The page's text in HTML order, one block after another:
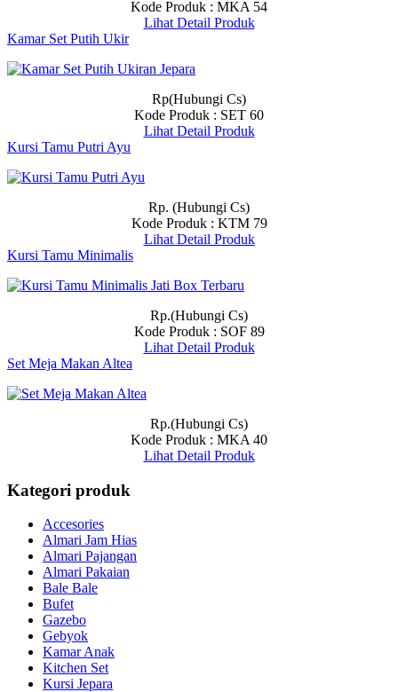
Kode Produk : MKA 54
Lihat Detail Produk
Kamar Set Putih Ukir
Rp(Hubungi Cs)
Kode Produk : SET 60
Lihat Detail Produk
Kursi Tamu Putri Ayu
Rp. (Hubungi Cs)
Kode Produk : KTM 79
Lihat Detail Produk
Kursi Tamu Minimalis
Rp.(Hubungi Cs)
Kode Produk : SOF 89
Lihat Detail Produk
Set Meja Makan Altea
Rp.(Hubungi Cs)
Kode Produk : MKA 40
Lihat Detail Produk
Kategori produk
Accesories
Almari Jam Hias
Almari Pajangan
Almari Pakaian
Bale Bale
Bufet
Gazebo
Gebyok
Kamar Anak
Kitchen Set
Kursi Jepara